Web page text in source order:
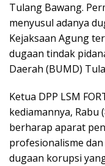
Tulang Bawang.
menyusul adanya
Kejaksaan Agung
dugaan tindak
Daerah (BUMD)
Ketua DPP LSM
kediamannya, Rabu
berharap aparat
profesionalisme
dugaan korupsi